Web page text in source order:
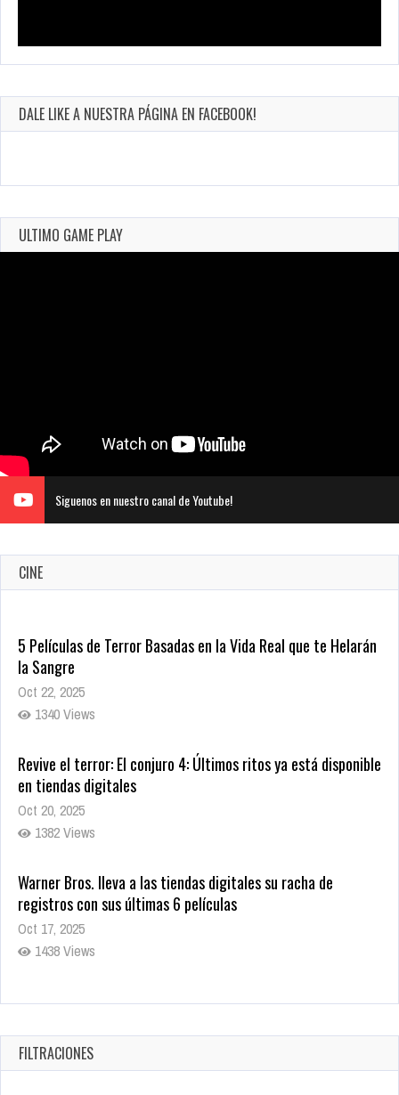
DALE LIKE A NUESTRA PÁGINA EN FACEBOOK!
ULTIMO GAME PLAY
Siguenos en nuestro canal de Youtube!
CINE
5 Películas de Terror Basadas en la Vida Real que te Helarán
la Sangre
Oct 22, 2025
1340 Views
Revive el terror: El conjuro 4: Últimos ritos ya está disponible
en tiendas digitales
Oct 20, 2025
1382 Views
Warner Bros. lleva a las tiendas digitales su racha de
registros con sus últimas 6 películas
Oct 17, 2025
1438 Views
CRUNCHYROLL ANUNCIA FECHA DE ESTRENO EN CINES DE
Oct 7, 2025
1759 Views
FILTRACIONES